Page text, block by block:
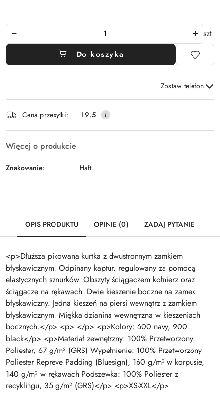
szt.
Do koszyka
Zostaw telefon
Wyślij
i
dostawa
Cena przesyłki: 19.5
Więcej o produkcie
Znakowanie: Haft
OPIS PRODUKTU OPINIE (0) ZADAJ PYTANIE
<p>Dłuższa pikowana kurtka z dwustronnym zamkiem
błyskawicznym. Odpinany kaptur, regulowany za pomocą
elastycznych sznurków. Obszyty ściągaczem kołnierz oraz
ściągacze na rękawach. Dwie kieszenie boczne na zamek
błyskawiczny. Jedna kieszeń na piersi wewnątrz z zamkiem
błyskawicznym. Miękka dzianina wewnętrzna w kieszeniach
bocznych.</p> <p> </p> <p>Kolory: 600 navy, 900
black</p> <p>Materiał zewnętrzny: 100% Przetworzony
Poliester, 67 g/m² (GRS) Wypełnienie: 100% Przetworzony
Poliester Repreve Padding (Bluesign), 160 g/m² w korpusie,
140 g/m² w rękawach Podszewka: 100% Poliester z
recyklingu, 35 g/m² (GRS)</p> <p>XS-XXL</p>